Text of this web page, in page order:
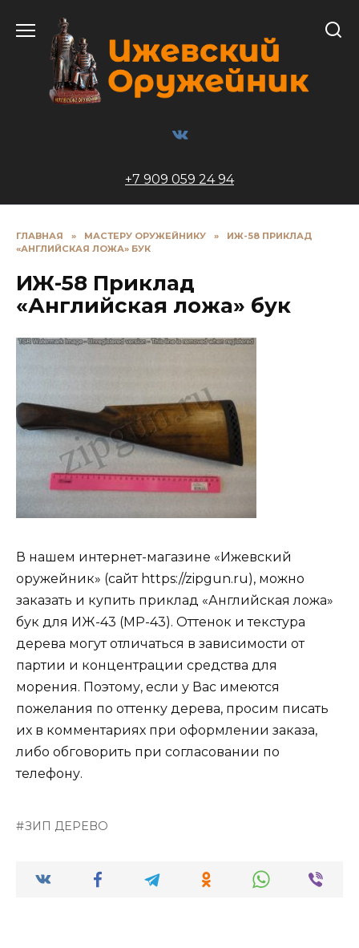
содержанию
+7 909 059 24 94
ГЛАВНАЯ » МАСТЕРУ ОРУЖЕЙНИКУ »
ИЖ-58 ПРИКЛАД
«АНГЛИЙСКАЯ ЛОЖА» БУК
ИЖ-58 Приклад
«Английская ложа» бук
В нашем интернет-магазине «Ижевский
оружейник» (сайт https://zipgun.ru), можно
заказать и купить приклад «Английская ложа»
бук для ИЖ-43 (МР-43). Оттенок и текстура
дерева могут отличаться в зависимости от
партии и концентрации средства для
морения. Поэтому, если у Вас имеются
пожелания по оттенку дерева, просим писать
их в комментариях при оформлении заказа,
либо обговорить при согласовании по
телефону.
ЗИП ДЕРЕВО